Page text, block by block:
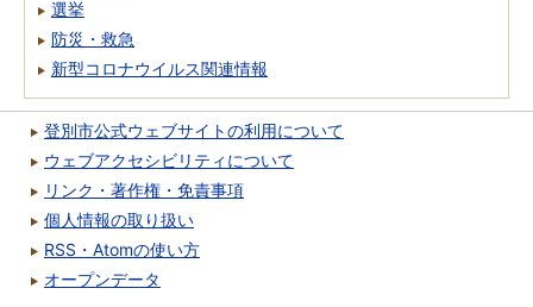
選挙
防災・救急
新型コロナウイルス関連情報
登別市公式ウェブサイトの利用について
ウェブアクセシビリティについて
リンク・著作権・免責事項
個人情報の取り扱い
RSS・Atomの使い方
オープンデータ